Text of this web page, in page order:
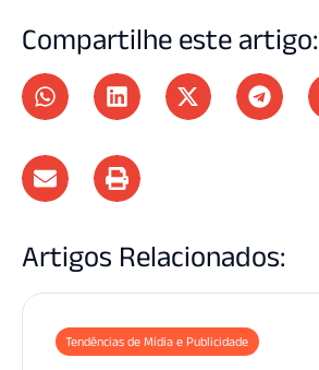
Compartilhe este artigo:
Artigos Relacionados:
Tendências de Mídia e Publicidade